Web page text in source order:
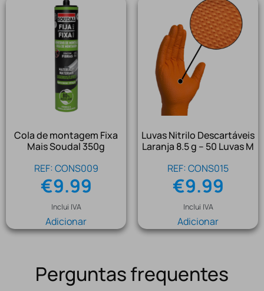
Cola de montagem Fixa
Mais Soudal 350g
REF: CONS009
€9.99
Inclui IVA
Adicionar
Luvas Nitrilo Descartáveis
Laranja 8.5 g – 50 Luvas M
REF: CONS015
€9.99
Inclui IVA
Adicionar
Perguntas frequentes